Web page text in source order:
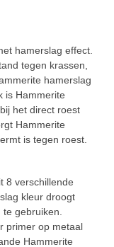
hamerslag effect.
tegen krassen,
hamerslag
is Hammerite
het direct roest
Hammerite
is tegen roest.
8 verschillende
kleur droogt
gebruiken.
primer op metaal
Hammerite